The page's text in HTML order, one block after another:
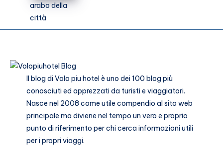
il
quartiere
arabo
Il blog diVolo piu hotelè uno dei 100 blog più
conosciuti ed apprezzati da turisti e viaggiatori.
Nasce nel 2008 come utile compendio al sito web
principale ma diviene nel tempo un vero e proprio
punto di riferimento per chi cerca informazioni utili
per i propri viaggi.